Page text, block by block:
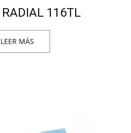
RADIAL 116TL
LEER MÁS